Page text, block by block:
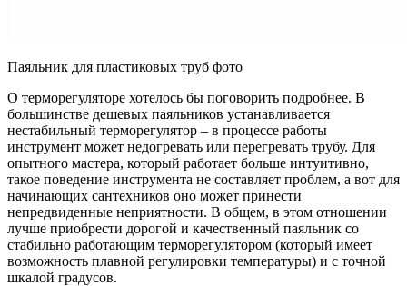
Паяльник для пластиковых труб фото
О терморегуляторе хотелось бы поговорить подробнее. В
большинстве дешевых паяльников устанавливается
нестабильный терморегулятор – в процессе работы
инструмент может недогревать или перегревать трубу. Для
опытного мастера, который работает больше интуитивно,
такое поведение инструмента не составляет проблем, а вот для
начинающих сантехников оно может принести
непредвиденные неприятности. В общем, в этом отношении
лучше приобрести дорогой и качественный паяльник со
стабильно работающим терморегулятором (который имеет
возможность плавной регулировки температуры) и с точной
шкалой градусов.